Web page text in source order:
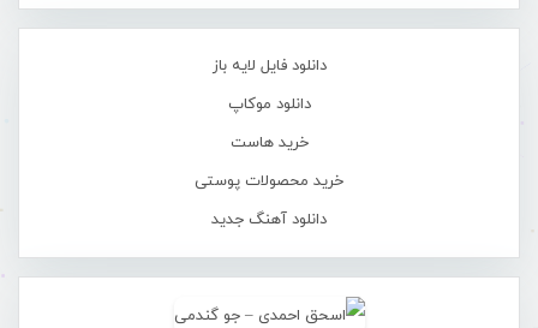
دانلود فایل لایه باز
دانلود موکاپ
خرید هاست
خرید محصولات پوستی
دانلود آهنگ جدید